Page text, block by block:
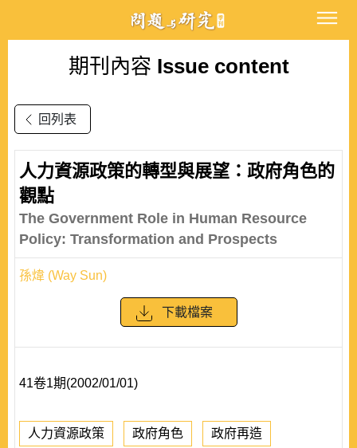
期刊內容 Issue content
回列表
人力資源政策的轉型與展望：政府角色的
觀點
The Government Role in Human Resource
Policy: Transformation and Prospects
孫煒 (Way Sun)
下載檔案
41卷1期(2002/01/01)
人力資源政策 政府角色 政府再造